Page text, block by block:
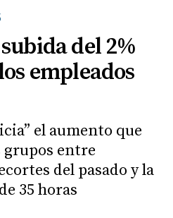
del 2%
empleados
el aumento que
grupos entre
del pasado y la
35 horas